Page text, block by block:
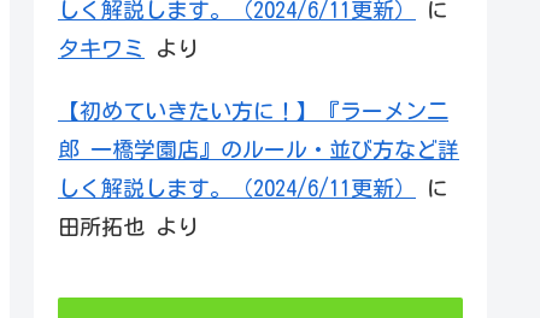
しく解説します。（2024/6/11更新）
に
タキワミ
より
【初めていきたい方に！】『ラーメン二
郎 一橋学園店』のルール・並び方など詳
しく解説します。（2024/6/11更新）
に
田所拓也 より